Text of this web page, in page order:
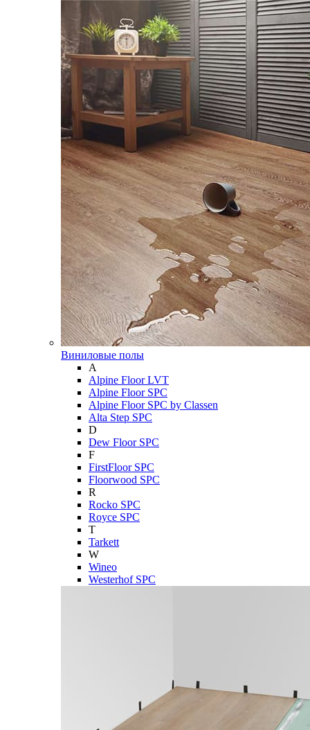
Виниловые полы
A
Alpine Floor LVT
Alpine Floor SPC
Alpine Floor SPC by Classen
Alta Step SPC
D
Dew Floor SPC
F
FirstFloor SPC
Floorwood SPC
R
Rocko SPC
Royce SPC
T
Tarkett
W
Wineo
Westerhof SPC